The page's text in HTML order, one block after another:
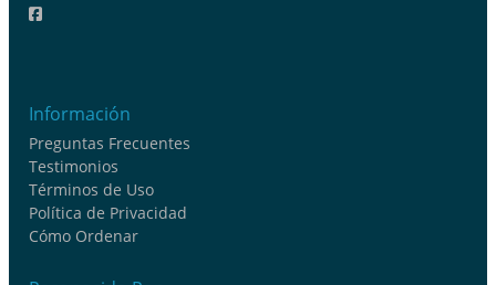
Información
Preguntas Frecuentes
Testimonios
Términos de Uso
Política de Privacidad
Cómo Ordenar